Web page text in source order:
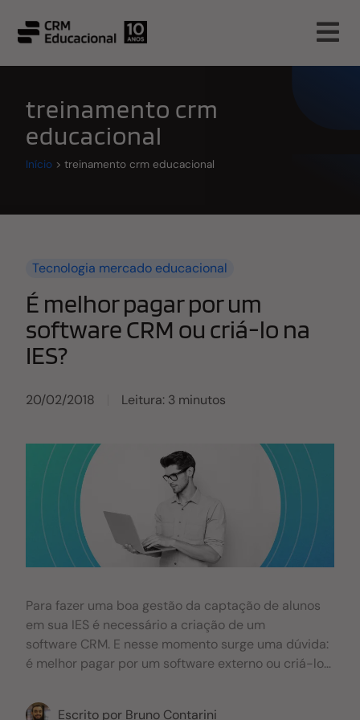
treinamento crm
educacional
Início >treinamento crm educacional
Tecnologia mercado educacional
É melhor pagar por um
software CRM ou criá-lo na
IES?
20/02/2018 Leitura: 3 minutos
Para fazer uma boa gestão da captação de alunos
em sua IES é necessário a criação de um
software CRM. E nesse momento surge uma dúvida:
é melhor pagar por um software externo ou criá-lo
essa pergunta, redigimos este artigo para lhe ajudar
Escrito por Bruno Contarini